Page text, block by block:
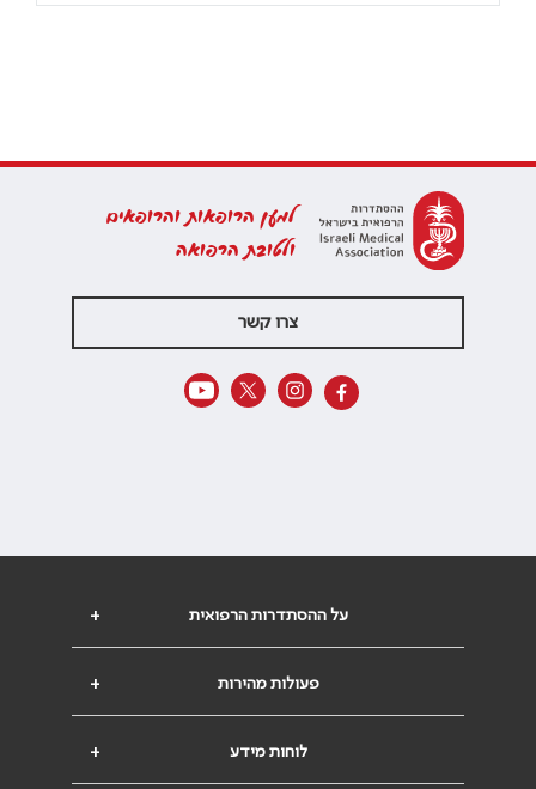
למען הרופאות והרופאים
ולטובת הרפואה
צרו קשר
+ על ההסתדרות הרפואית
+ פעולות מהירות
+ לוחות מידע